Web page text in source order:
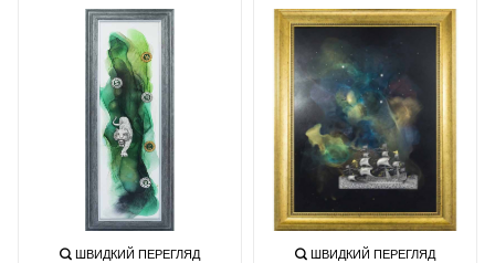
ШВИДКИЙ ПЕРЕГЛЯД ШВИДКИЙ ПЕРЕГЛЯД